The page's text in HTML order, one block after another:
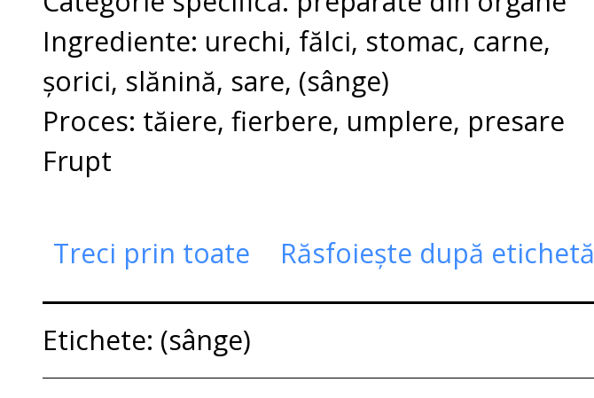
Ingrediente: urechi, fălci, stomac, carne,
șorici, slănină, sare, (sânge)
Proces: tăiere, fierbere, umplere, presare
Frupt
Treci prin toate Răsfoiește după etichetă
Etichete: (sânge)